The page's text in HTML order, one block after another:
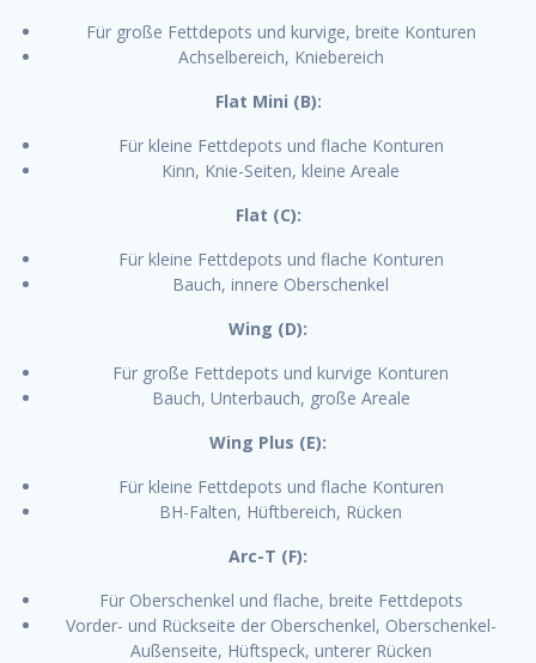
Für große Fettdepots und kurvige, breite Konturen
Achselbereich, Kniebereich
Flat Mini (B):
Für kleine Fettdepots und flache Konturen
Kinn, Knie-Seiten, kleine Areale
Flat (C):
Für kleine Fettdepots und flache Konturen
Bauch, innere Oberschenkel
Wing (D):
Für große Fettdepots und kurvige Konturen
Bauch, Unterbauch, große Areale
Wing Plus (E):
Für kleine Fettdepots und flache Konturen
BH-Falten, Hüftbereich, Rücken
Arc-T (F):
Für Oberschenkel und flache, breite Fettdepots
Vorder- und Rückseite der Oberschenkel, Oberschenkel-
Außenseite, Hüftspeck, unterer Rücken